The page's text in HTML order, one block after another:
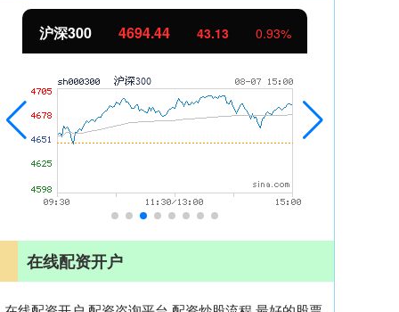
沪深300 4694.44 43.13 0.93%
在线配资开户